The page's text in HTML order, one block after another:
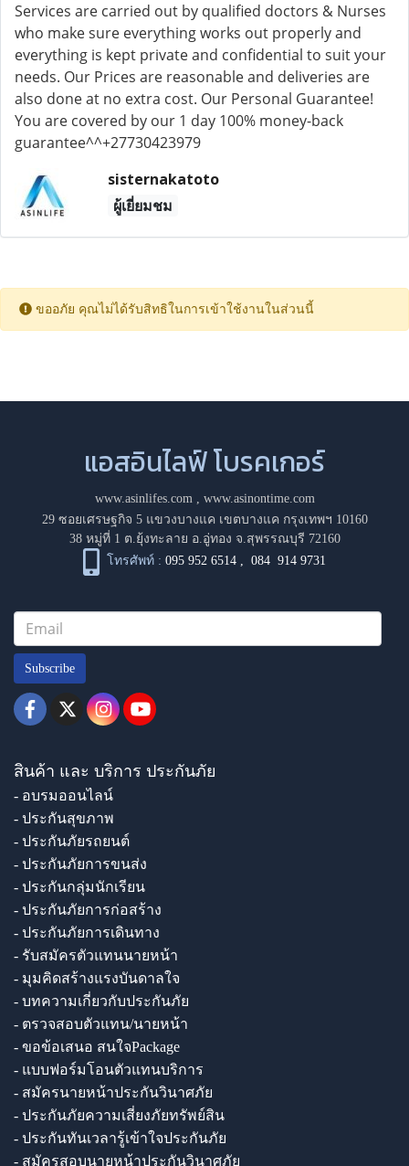
Services are carried out by qualified doctors & Nurses
who make sure everything works out properly and
everything is kept private and confidential to suit your
needs. Our Prices are reasonable and deliveries are
also done at no extra cost. Our Personal Guarantee!
You are covered by our 1 day 100% money-back
guarantee^^+27730423979
sisternakatoto
ผู้เยี่ยมชม
ขออภัย คุณไม่ได้รับสิทธิในการเข้าใช้งานในส่วนนี้
แอสอินไลฟ์ โบรคเกอร์
www.asinlifes.com, www.asinontime.com
29 ซอยเศรษฐกิจ 5 แขวงบางแค เขตบางแค กรุงเทพฯ 10160
38 หมู่ที่ 1 ต.ยุ้งทะลาย อ.อู่ทอง จ.สุพรรณบุรี 72160
โทรศัพท์ : 095 952 6514 ,084 914 9731
Subscribe
สินค้า และ บริการ ประกันภัย
- อบรมออนไลน์
- ประกันสุขภาพ
- ประกันภัยรถยนต์
- ประกันภัยการขนส่ง
- ประกันกลุ่มนักเรียน
- ประกันภัยการก่อสร้าง
- ประกันภัยการเดินทาง
- รับสมัครตัวแทนนายหน้า
- มุมคิดสร้างแรงบันดาลใจ
- บทความเกี่ยวกับประกันภัย
- ตรวจสอบตัวแทน/นายหน้า
- ขอข้อเสนอ สนใจPackage
- แบบฟอร์มโอนตัวแทนบริการ
- สมัครนายหน้าประกันวินาศภัย
- ประกันภัยความเสี่ยงภัยทรัพย์สิน
- ประกันทันเวลารู้เข้าใจประกันภัย
- สมัครสอบนายหน้าประกันวินาศภัย